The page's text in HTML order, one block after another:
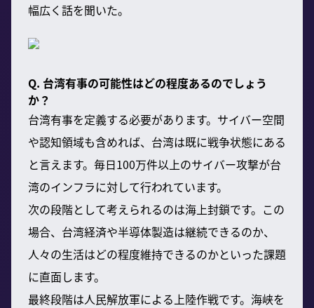
幅広く話を聞いた。
Q. 台湾有事の可能性はどの程度あるのでしょう
か？
台湾有事を定義する必要があります。サイバー空間
や認知領域も含めれば、台湾は既に戦争状態にある
と言えます。毎日100万件以上のサイバー攻撃が台
湾のインフラに対して行われています。
次の段階として考えられるのは海上封鎖です。この
場合、台湾経済や半導体製造は継続できるのか、
人々の生活はどの程度維持できるのかといった課題
に直面します。
最終段階は人民解放軍による上陸作戦です。海峡を